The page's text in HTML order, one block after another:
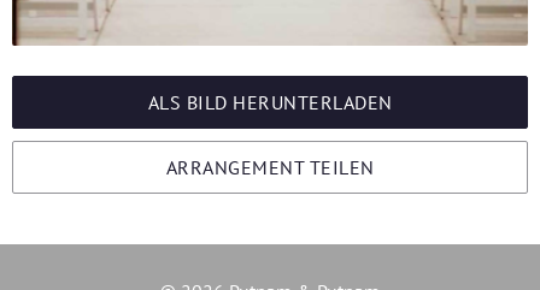
ALS BILD HERUNTERLADEN
ARRANGEMENT TEILEN